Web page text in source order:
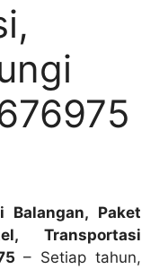
Paket
Transportasi
– Setiap tahun,